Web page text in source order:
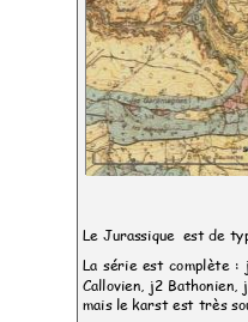
Le Jurassique est de
La série est complète
Callovien, j2
mais le karst est très